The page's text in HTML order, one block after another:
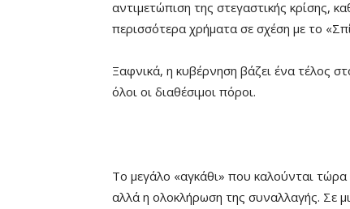
αντιμετώπιση της στεγαστικής κρίσης,
περισσότερα χρήματα σε σχέση με το
Ξαφνικά, η κυβέρνηση βάζει ένα τέλος
όλοι οι διαθέσιμοι πόροι.
Το μεγάλο «αγκάθι» που καλούνται τώρα
αλλά η ολοκλήρωση της συναλλαγής. Σε